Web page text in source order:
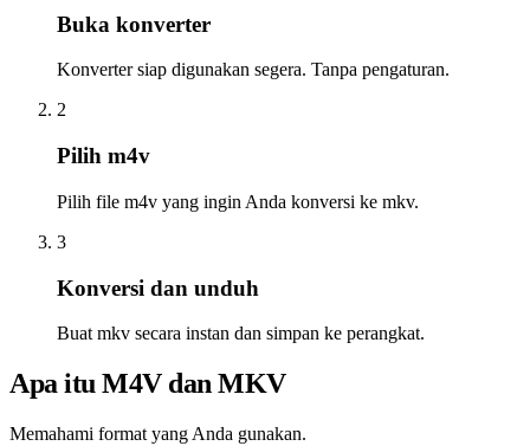
Buka konverter
Konverter siap digunakan segera. Tanpa pengaturan.
2
Pilih m4v
Pilih file m4v yang ingin Anda konversi ke mkv.
3
Konversi dan unduh
Buat mkv secara instan dan simpan ke perangkat.
Apa itu M4V dan MKV
Memahami format yang Anda gunakan.